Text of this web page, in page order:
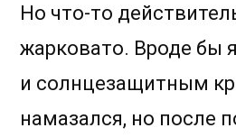
Но что-то
жарковато. Вроде бы
и солнцезащитным
намазался, но после